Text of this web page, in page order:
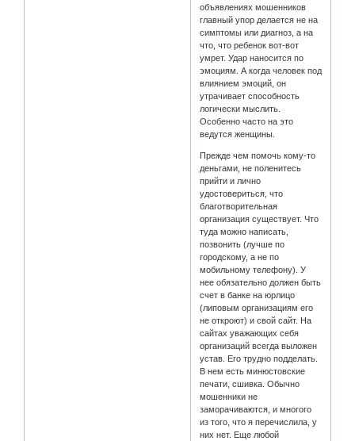
объявлениях мошенников
главный упор делается не на
симптомы или диагноз, а на
что, что ребенок вот-вот
умрет. Удар наносится по
эмоциям. А когда человек под
влиянием эмоций, он
утрачивает способность
логически мыслить.
Особенно часто на это
ведутся женщины.
Прежде чем помочь кому-то
деньгами, не поленитесь
прийти и лично
удостовериться, что
благотворительная
организация существует. Что
туда можно написать,
позвонить (лучше по
городскому, а не по
мобильному телефону). У
нее обязательно должен быть
счет в банке на юрлицо
(липовым организациям его
не откроют) и свой сайт. На
сайтах уважающих себя
организаций всегда выложен
устав. Его трудно подделать.
В нем есть минюстовские
печати, сшивка. Обычно
мошенники не
заморачиваются, и многого
из того, что я перечислила, у
них нет. Еще любой